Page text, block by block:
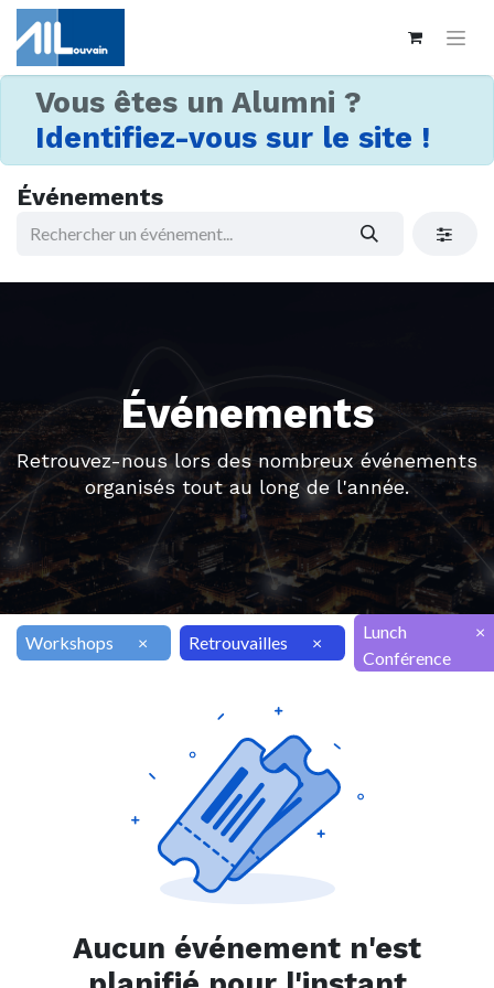
Vous êtes un Alumni ?
Identifiez-vous sur le site !
Événements
Événements
Retrouvez-nous lors des nombreux événements
organisés tout au long de l'année.
Workshops × Retrouvailles ×
Lunch
Conférence
×
Aucun événement n'est